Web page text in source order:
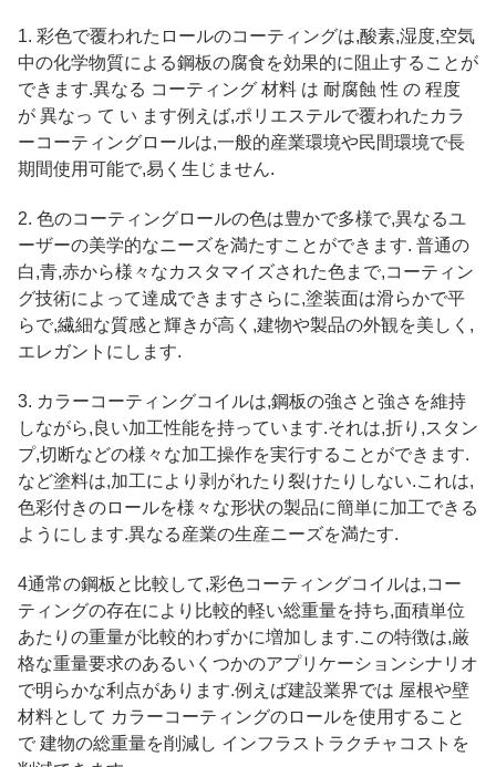
1. 彩色で覆われたロールのコーティングは,酸素,湿度,空気
中の化学物質による鋼板の腐食を効果的に阻止することが
できます.異なる コーティング 材料 は 耐腐蝕 性 の 程度
が 異なっ て い ます例えば,ポリエステルで覆われたカラ
ーコーティングロールは,一般的産業環境や民間環境で長
期間使用可能で,易く生じません.
2. 色のコーティングロールの色は豊かで多様で,異なるユ
ーザーの美学的なニーズを満たすことができます. 普通の
白,青,赤から様々なカスタマイズされた色まで,コーティン
グ技術によって達成できますさらに,塗装面は滑らかで平
らで,繊細な質感と輝きが高く,建物や製品の外観を美しく,
エレガントにします.
3. カラーコーティングコイルは,鋼板の強さと強さを維持
しながら,良い加工性能を持っています.それは,折り,スタン
プ,切断などの様々な加工操作を実行することができます.
など塗料は,加工により剥がれたり裂けたりしない.これは,
色彩付きのロールを様々な形状の製品に簡単に加工できる
ようにします.異なる産業の生産ニーズを満たす.
4通常の鋼板と比較して,彩色コーティングコイルは,コー
ティングの存在により比較的軽い総重量を持ち,面積単位
あたりの重量が比較的わずかに増加します.この特徴は,厳
格な重量要求のあるいくつかのアプリケーションシナリオ
で明らかな利点があります.例えば建設業界では 屋根や壁
材料として カラーコーティングのロールを使用すること
で 建物の総重量を削減し インフラストラクチャコストを